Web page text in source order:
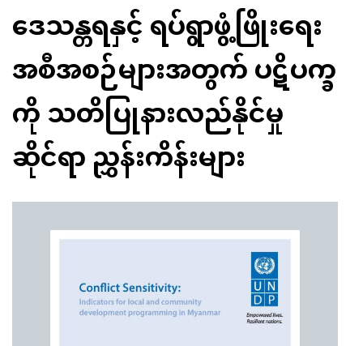
ဒေသန္တရနှင့် ရပ်ရွာဖွံ့ဖြိုးရေး
အစီအစဉ်များအတွက် ပဋိပက္ခ
ကို သတိပြုနားလည်နိုင်မှု
ဆိုင်ရာ ညွှန်းကိန်းများ